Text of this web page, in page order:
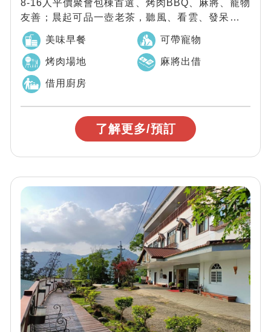
8-16人平價聚會包棟首選、烤肉BBQ、麻將、寵物
友善；晨起可品一壺老茶，聽風、看雲、發呆也是
一種深度旅行。這裡不只是過夜的地方，...
美味早餐 可帶寵物
烤肉場地 麻將出借
借用廚房
了解更多/預訂